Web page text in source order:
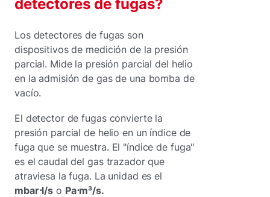
detectores de fugas?
Los detectores de fugas son
dispositivos de medición de la presión
parcial. Mide la presión parcial del helio
en la admisión de gas de una bomba de
vacío.
El detector de fugas convierte la
presión parcial de helio en un índice de
fuga que se muestra. El "índice de fuga"
es el caudal del gas trazador que
atraviesa la fuga. La unidad es el
mbar⋅l/s o Pa⋅m³/s.